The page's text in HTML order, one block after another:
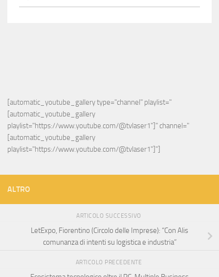
[automatic_youtube_gallery type="channel" playlist="
[automatic_youtube_gallery
playlist="https://www.youtube.com/@tvlaser1"]" channel="
[automatic_youtube_gallery
playlist="https://www.youtube.com/@tvlaser1"]"]
ALTRO
ARTICOLO SUCCESSIVO
LetExpo, Fiorentino (Circolo delle Imprese): “Con Alis
comunanza di intenti su logistica e industria”
ARTICOLO PRECEDENTE